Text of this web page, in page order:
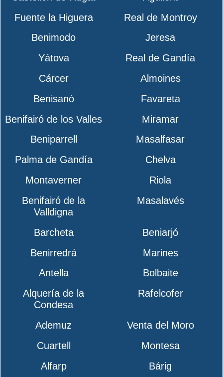
Fuente la Higuera
Real de Montroy
Benimodo
Jeresa
Yátova
Real de Gandía
Cárcer
Almoines
Benisanó
Favareta
Benifairó de los Valles
Miramar
Beniparrell
Masalfasar
Palma de Gandía
Chelva
Montaverner
Riola
Benifairó de la
Valldigna
Masalavés
Barcheta
Beniarjó
Benirredrá
Marines
Antella
Bolbaite
Alquería de la
Condesa
Rafelcofer
Ademuz
Venta del Moro
Cuartell
Montesa
Alfarp
Bárig